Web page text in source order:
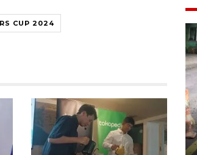
CUP 2024
Penangkapan begal
kewenangan aparat
hukum
2026 00:31